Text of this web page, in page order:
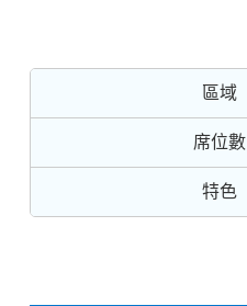
區域
席位數
特色